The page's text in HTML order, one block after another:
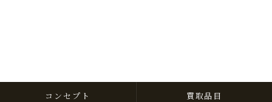
コンセプト 買取品目